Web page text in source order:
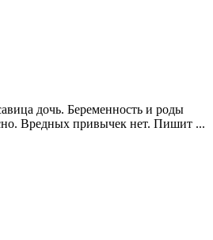
дочь. Беременность и роды
Вредных привычек нет. Пишит ...